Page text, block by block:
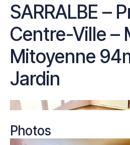
SARRALBE –
Centre-Ville –
Mitoyenne
Jardin
Photos